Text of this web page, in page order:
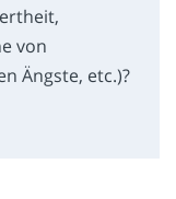
von
Ängste, etc.)?